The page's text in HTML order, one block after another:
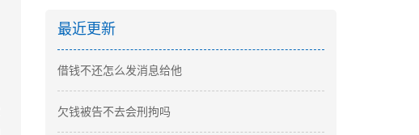
最近更新
借钱不还怎么发消息给他
欠钱被告不去会刑拘吗